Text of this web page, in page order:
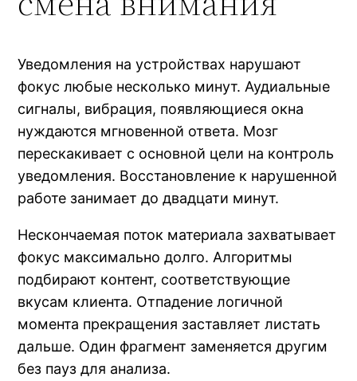
Уведомления на устройствах нарушают
фокус любые несколько минут. Аудиальные
сигналы, вибрация, появляющиеся окна
нуждаются мгновенной ответа. Мозг
перескакивает с основной цели на контроль
уведомления. Восстановление к нарушенной
работе занимает до двадцати минут.
Нескончаемая поток материала захватывает
фокус максимально долго. Алгоритмы
подбирают контент, соответствующие
вкусам клиента. Отпадение логичной
момента прекращения заставляет листать
дальше. Один фрагмент заменяется другим
без пауз для анализа.